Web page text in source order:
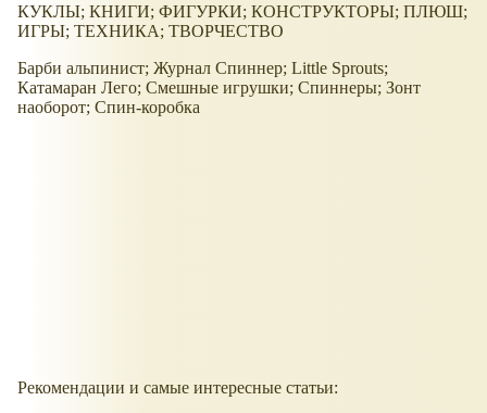
КУКЛЫ; КНИГИ; ФИГУРКИ; КОНСТРУКТОРЫ; ПЛЮШ;
ИГРЫ; ТЕХНИКА; ТВОРЧЕСТВО
Барби альпинист; Журнал Спиннер; Little Sprouts;
Катамаран Лего; Смешные игрушки; Спиннеры; Зонт
наоборот; Спин-коробка
Рекомендации и самые интересные статьи: